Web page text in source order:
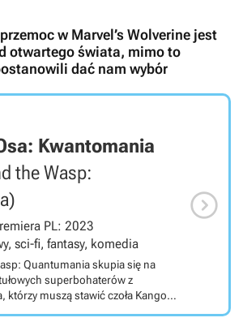
w Marvel’s Wolverine jest
otwartego świata, mimo to
dać nam wybór
Kwantomania
the Wasp:
PL: 2023
sci-fi, fantasy, komedia
Quantumania skupia się na
superbohaterów z
którzy muszą stawić czoła Kangowi
